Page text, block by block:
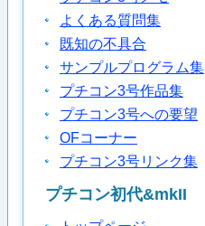
よくある質問集
既知の不具合
サンプルプログラム集
プチコン3号作品集
プチコン3号への要望
OFコーナー
プチコン3号リンク集
プチコン初代&mkII